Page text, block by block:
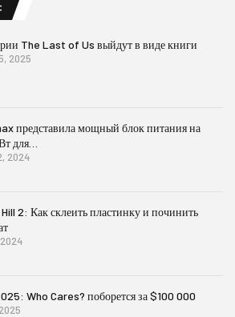
The Last of Us выйдут в виде книги
2025
представила мощный блок питания на
для…
2024
2: Как склеить пластинку и починить
Who Cares? поборется за $100 000